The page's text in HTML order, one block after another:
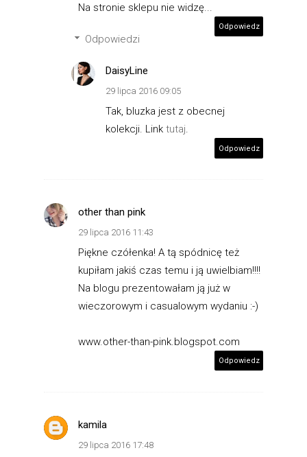
Na stronie sklepu nie widzę...
Odpowiedz
Odpowiedzi
DaisyLine
29 lipca 2016 09:05
Tak, bluzka jest z obecnej
kolekcji. Link tutaj.
Odpowiedz
other than pink
29 lipca 2016 11:43
Piękne czółenka! A tą spódnicę też
kupiłam jakiś czas temu i ją uwielbiam!!!!
Na blogu prezentowałam ją już w
wieczorowym i casualowym wydaniu :-)
www.other-than-pink.blogspot.com
Odpowiedz
kamila
29 lipca 2016 17:48